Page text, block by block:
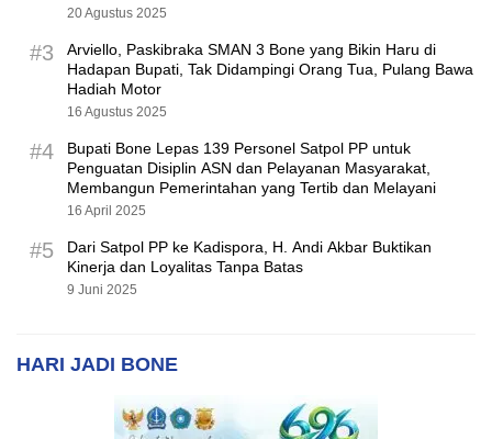
20 Agustus 2025
#3
Arviello, Paskibraka SMAN 3 Bone yang Bikin Haru di
Hadapan Bupati, Tak Didampingi Orang Tua, Pulang Bawa
Hadiah Motor
16 Agustus 2025
#4
Bupati Bone Lepas 139 Personel Satpol PP untuk
Penguatan Disiplin ASN dan Pelayanan Masyarakat,
Membangun Pemerintahan yang Tertib dan Melayani
16 April 2025
#5
Dari Satpol PP ke Kadispora, H. Andi Akbar Buktikan
Kinerja dan Loyalitas Tanpa Batas
9 Juni 2025
HARI JADI BONE